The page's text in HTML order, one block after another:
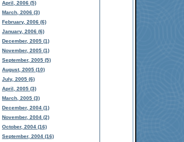
April, 2006 (5)
March, 2006 (3)
February, 2006 (6)
January, 2006 (6)
December, 2005 (1)
November, 2005 (1)
September, 2005 (5)
August, 2005 (10)
July, 2005 (6)
April, 2005 (3)
March, 2005 (3)
December, 2004 (1)
November, 2004 (2)
October, 2004 (16)
September, 2004 (16)